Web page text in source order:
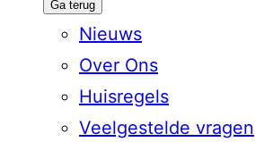
Ga terug
Nieuws
Over Ons
Huisregels
Veelgestelde vragen